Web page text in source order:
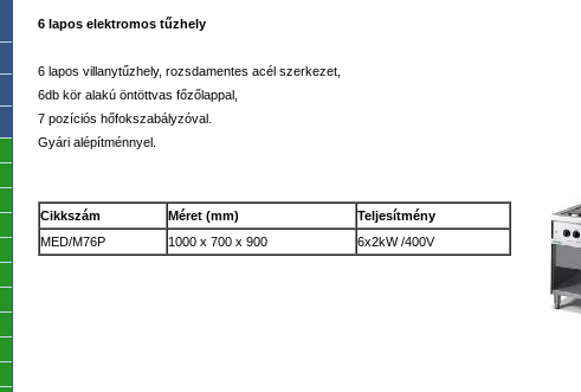
6 lapos elektromos tűzhely
6 lapos villanytűzhely, rozsdamentes acél szerkezet,
6db kör alakú öntöttvas főzőlappal,
7 pozíciós hőfokszabályzóval.
Gyári alépítménnyel.
Cikkszám Méret (mm)
Teljesítmény
MED/M76P
1000 x 700 x 900 6x2kW /400V